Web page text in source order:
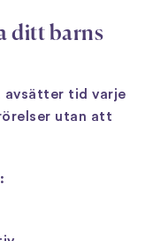
ditt barns
avsätter tid varje
utan att